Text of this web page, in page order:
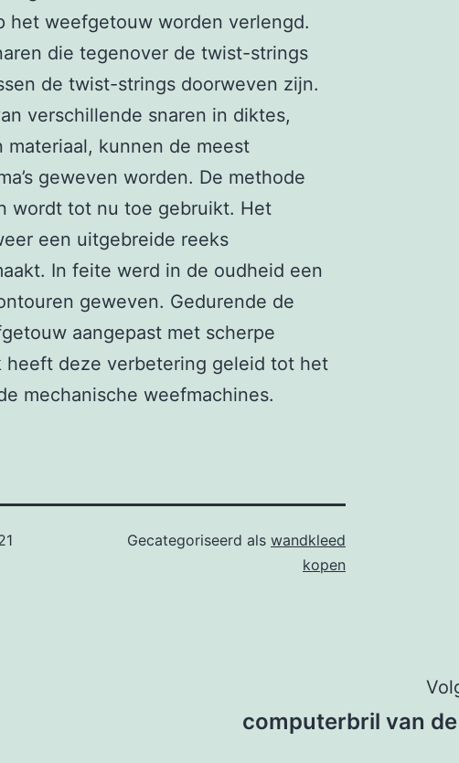
het weefgetouw worden verlengd.
die tegenover de twist-strings
de twist-strings doorweven zijn.
verschillende snaren in diktes,
kunnen de meest
geweven worden. De methode
wordt tot nu toe gebruikt. Het
een uitgebreide reeks
In feite werd in de oudheid een
geweven. Gedurende de
aangepast met scherpe
heeft deze verbetering geleid tot het
mechanische weefmachines.
Gecategoriseerd als wandkleed
kopen
computerbril van